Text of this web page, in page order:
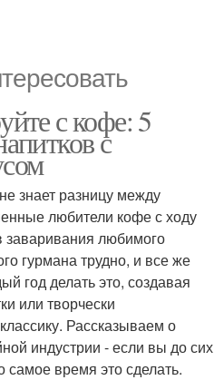
с кофе: 5
с
знает разницу между
любители кофе с ходу
заваривания любимого
гурмана трудно, и все же
год делать это, создавая
или творчески
Рассказываем о
индустрии - если вы до сих
самое время это сделать.